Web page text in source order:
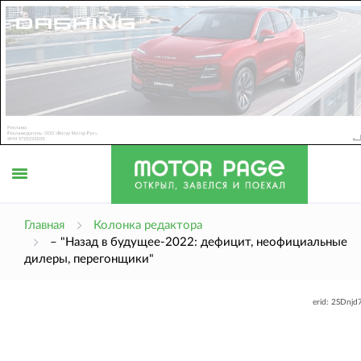
Главная
Колонка редактора
– "Назад в будущее-2022: дефицит, неофициальные
дилеры, перегонщики"
erid: